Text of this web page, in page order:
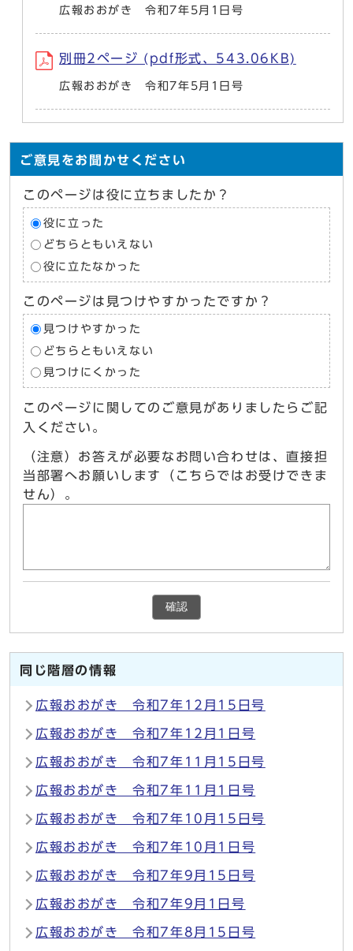
広報おおがき 令和7年5月1日号
別冊2ページ (pdf形式、543.06KB)
広報おおがき 令和7年5月1日号
ご意見をお聞かせください
このページは役に立ちましたか？
役に立った
どちらともいえない
役に立たなかった
このページは見つけやすかったですか？
見つけやすかった
どちらともいえない
見つけにくかった
このページに関してのご意見がありましたらご記
入ください。
（注意）お答えが必要なお問い合わせは、直接担
当部署へお願いします（こちらではお受けできま
せん）。
確認
同じ階層の情報
広報おおがき 令和7年12月15日号
広報おおがき 令和7年12月1日号
広報おおがき 令和7年11月15日号
広報おおがき 令和7年11月1日号
広報おおがき 令和7年10月15日号
広報おおがき 令和7年10月1日号
広報おおがき 令和7年9月15日号
広報おおがき 令和7年9月1日号
広報おおがき 令和7年8月15日号